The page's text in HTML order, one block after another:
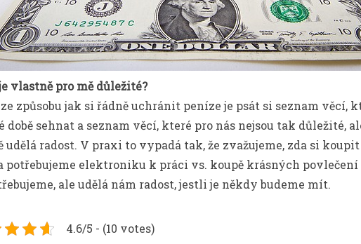
vlastně pro mě důležité?
způsobu jak si řádně uchránit peníze je psát si seznam věcí,
době sehnat a seznam věcí, které pro nás nejsou tak důležité,
udělá radost. V praxi to vypadá tak, že zvažujeme, zda si
potřebujeme elektroniku k práci vs. koupě krásných
ale udělá nám radost, jestli je někdy budeme mít.
4.6/5 - (10 votes)